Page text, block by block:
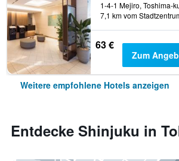
7,1 km vom
63 €
Zum
Weitere empfohlene Hotels anzeigen
Entdecke Shinjuku in